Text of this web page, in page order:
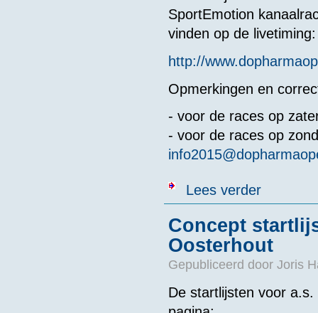
SportEmotion
vinden op de livetiming:
http://
Opmerkingen en
- voor de races op
- voor de races op
Lees verderover
Concept
Oosterhout
Gepubliceerd door Joris
De startlijsten voor